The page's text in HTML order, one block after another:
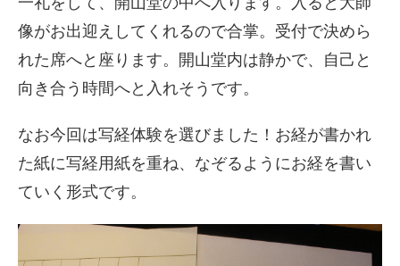
像がお出迎えしてくれるので合掌。受付で決めら
れた席へと座ります。開山堂内は静かで、自己と
向き合う時間へと入れそうです。
なお今回は写経体験を選びました！お経が書かれ
た紙に写経用紙を重ね、なぞるようにお経を書い
ていく形式です。